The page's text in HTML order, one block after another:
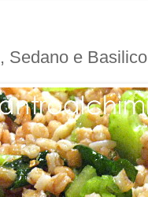
Sedano e Basilico